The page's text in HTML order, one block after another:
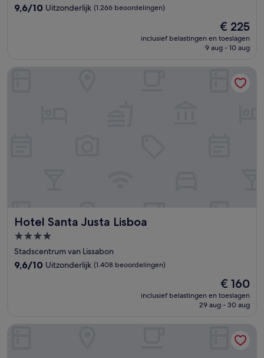
9.6
9,6/10 Uitzonderlijk (1.266 beoordelingen)
De
prijs
is
€ 225
inclusief belastingen en toeslagen
9 aug - 10 aug
Hotel Santa Justa Lisboa
Hotel Santa Justa Lisboa
4.0-
sterrenaccommodatie
Stadscentrum van Lissabon
9.6
9,6/10 Uitzonderlijk (1.408 beoordelingen)
De
prijs
is
€ 160
inclusief belastingen en toeslagen
29 aug - 30 aug
Tivoli Oriente Lisboa Hotel